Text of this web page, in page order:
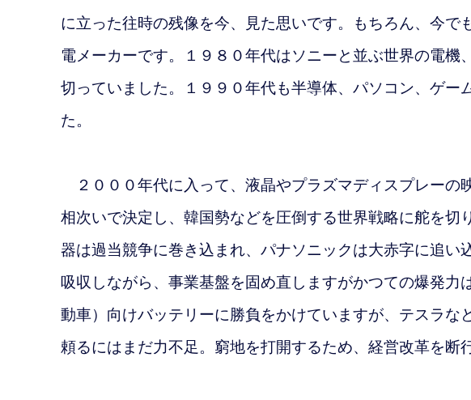
に立った往時の残像を今、見た思いです。もちろん、今で
電メーカーです。１９８０年代はソニーと並ぶ世界の電機
切っていました。１９９０年代も半導体、パソコン、ゲー
た。
２０００年代に入って、液晶やプラズマディスプレーの
相次いで決定し、韓国勢などを圧倒する世界戦略に舵を切
器は過当競争に巻き込まれ、パナソニックは大赤字に追い
吸収しながら、事業基盤を固め直しますがかつての爆発力
動車）向けバッテリーに勝負をかけていますが、テスラな
頼るにはまだ力不足。窮地を打開するため、経営改革を断